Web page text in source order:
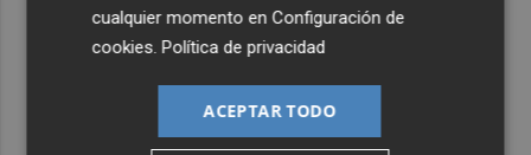
cualquier momento enConfiguración de
cookies .Política de privacidad
ACEPTAR TODO